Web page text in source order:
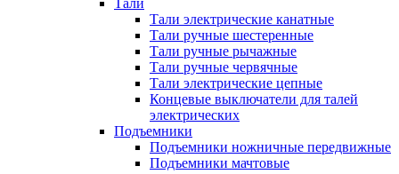
Тали
Тали электрические канатные
Тали ручные шестеренные
Тали ручные рычажные
Тали ручные червячные
Тали электрические цепные
Концевые выключатели для талей
электрических
Подъемники
Подъемники ножничные передвижные
Подъемники мачтовые